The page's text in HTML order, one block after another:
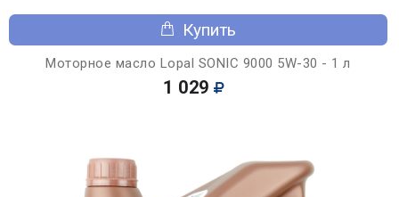
Купить
Моторное масло Lopal SONIC 9000 5W-30 - 1 л
1 029